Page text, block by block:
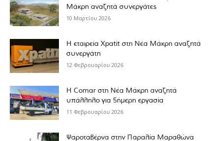
Μάκρη αναζητά συνεργάτες
10 Μαρτίου 2026
Η εταιρεία Xpatit στη Νέα Μάκρη αναζητά
συνεργάτη
12 Φεβρουαρίου 2026
Η Comar στη Νέα Μάκρη αναζητά
υπάλληλο για 5ήμερη εργασία
11 Φεβρουαρίου 2026
Ψαροταβέρνα στην Παραλία Μαραθώνα